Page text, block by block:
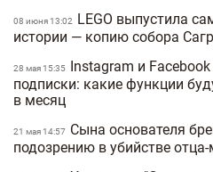
08 июня 13:02
LEGO выпустила
истории — копию собора
28 мая 15:35 Instagram и
подписки: какие функции
в месяц
21 мая 14:57
Сына основателя
подозрению в убийстве